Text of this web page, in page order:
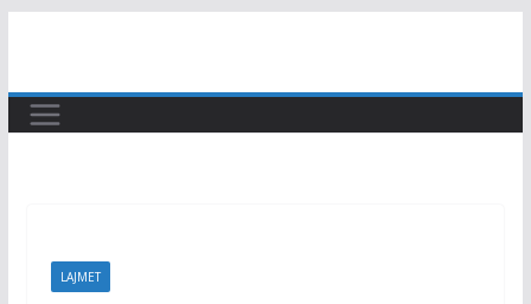
content
LAJMET